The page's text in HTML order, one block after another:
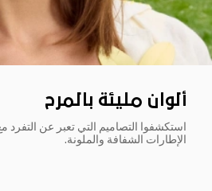
ألوان مليئة بالمرح
الإطارات الشفافة والملونة.